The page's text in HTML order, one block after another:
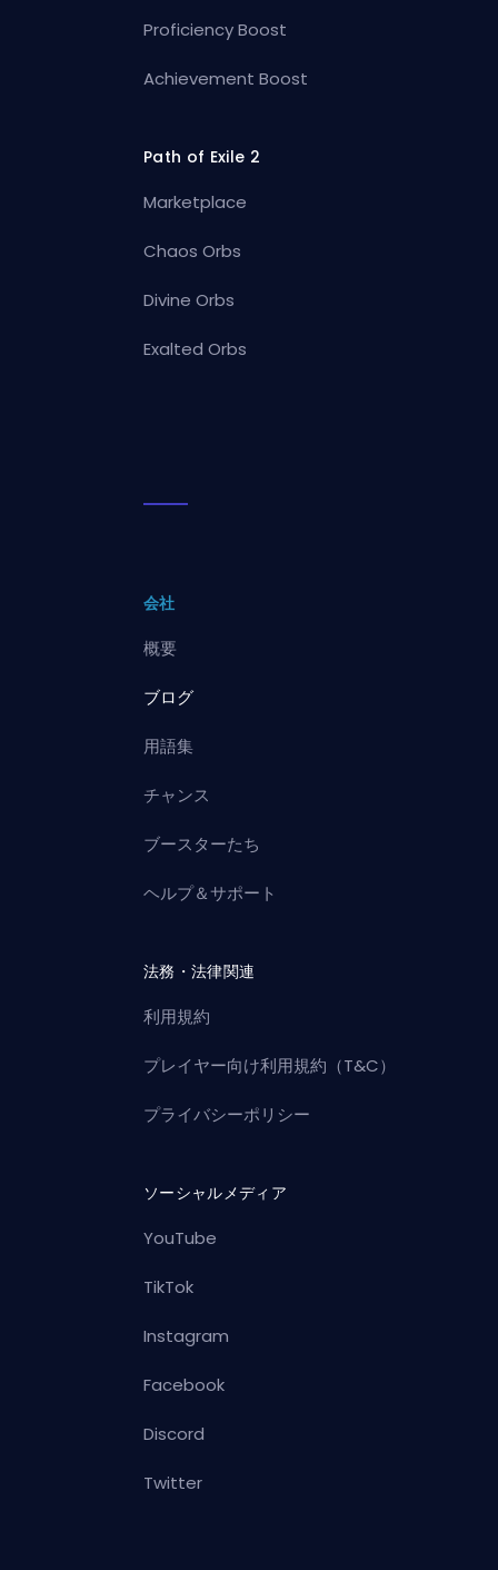
Proficiency Boost
Achievement Boost
Path of Exile 2
Marketplace
Chaos Orbs
Divine Orbs
Exalted Orbs
会社
概要
ブログ
用語集
チャンス
ブースターたち
ヘルプ＆サポート
法務・法律関連
利用規約
プレイヤー向け利用規約（T&C）
プライバシーポリシー
ソーシャルメディア
YouTube
TikTok
Instagram
Facebook
Discord
Twitter